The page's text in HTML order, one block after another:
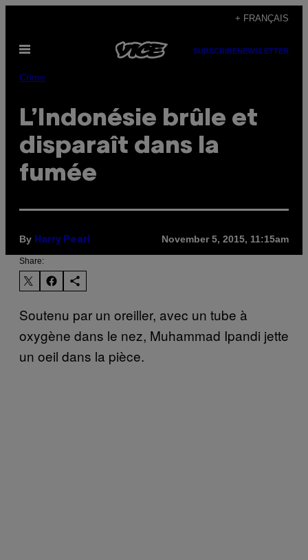
content
+ FRANÇAIS
Open
SUBSCRIBENEWSLETTER
Crime
L’Indonésie brûle et
disparaît dans la
fumée
By Harry Pearl November 5, 2015, 11:15am
Share:
Soutenu par un oreiller, avec un tube à
oxygène dans le nez, Muhammad Ipandi jette
un oeil dans la pièce.